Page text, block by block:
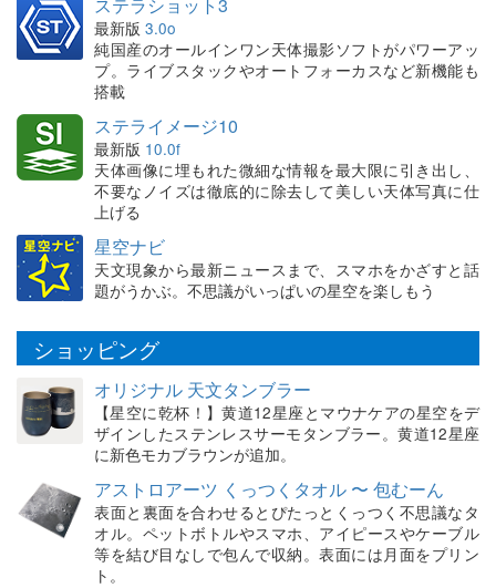
ステラショット3
最新版 3.0o
純国産のオールインワン天体撮影ソフトがパワーアッ
プ。ライブスタックやオートフォーカスなど新機能も
搭載
ステライメージ10
最新版 10.0f
天体画像に埋もれた微細な情報を最大限に引き出し、
不要なノイズは徹底的に除去して美しい天体写真に仕
上げる
星空ナビ
天文現象から最新ニュースまで、スマホをかざすと話
題がうかぶ。不思議がいっぱいの星空を楽しもう
ショッピング
オリジナル 天文タンブラー
【星空に乾杯！】黄道12星座とマウナケアの星空をデ
ザインしたステンレスサーモタンブラー。黄道12星座
に新色モカブラウンが追加。
アストロアーツ くっつくタオル 〜 包むーん
表面と裏面を合わせるとぴたっとくっつく不思議なタ
オル。ペットボトルやスマホ、アイピースやケーブル
等を結び目なしで包んで収納。表面には月面をプリン
ト。